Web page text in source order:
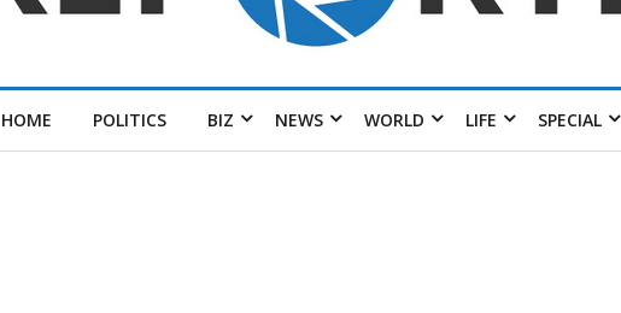
HOME POLITICS BIZ NEWS WORLD LIFE SPECIAL